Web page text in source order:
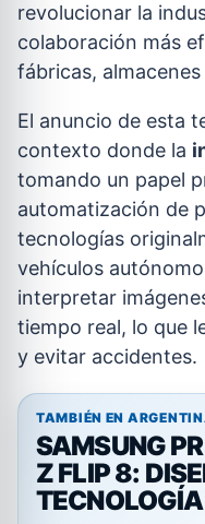
revolucionar la
colaboración más
fábricas,
El anuncio de esta
contexto donde la
tomando un papel
automatización de
tecnologías
vehículos
interpretar
tiempo real, lo que
y evitar accidentes.
TAMBIÉN EN
SAMSUNG
Z FLIP 8: